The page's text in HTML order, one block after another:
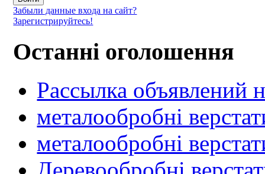
Забыли данные входа на сайт?
Зарегистрируйтесь!
Останні оголошення
Рассылка объявлений
металообробні
металообробні